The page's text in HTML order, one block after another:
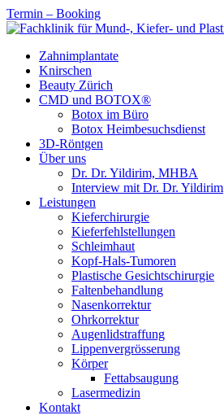
Termin – Booking
Zahnimplantate
Knirschen
Beauty Zürich
CMD und BOTOX®
Botox im Büro
Botox Heimbesuchsdienst
3D-Röntgen
Über uns
Dr. Dr. Yildirim, MHBA
Interview mit Dr. Dr. Yildirim
Leistungen
Kieferchirurgie
Kieferfehlstellungen
Schleimhaut
Kopf-Hals-Tumoren
Plastische Gesichtschirurgie
Faltenbehandlung
Nasenkorrektur
Ohrkorrektur
Augenlidstraffung
Lippenvergrösserung
Körper
Fettabsaugung
Lasermedizin
Kontakt